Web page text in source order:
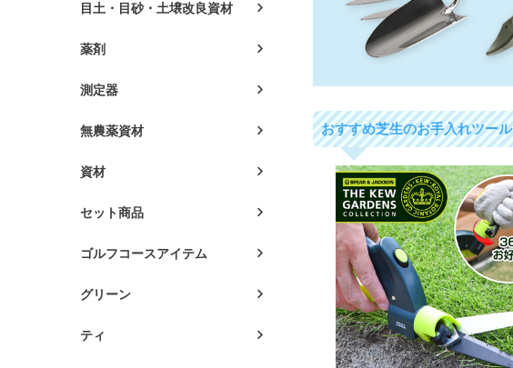
目土・目砂・土壌改良資材
薬剤
測定器
無農薬資材
資材
セット商品
ゴルフコースアイテム
グリーン
ティ
おすすめ芝生のお手入れツール